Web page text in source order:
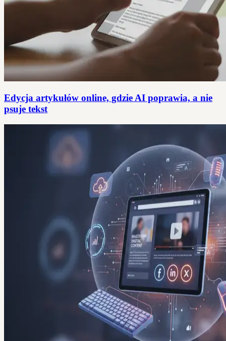
Edycja artykułów online, gdzie AI poprawia, a nie
psuje tekst